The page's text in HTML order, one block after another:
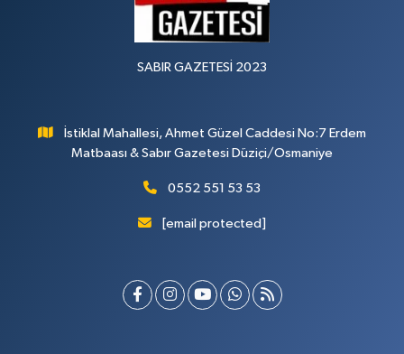
SABIR GAZETESİ 2023
İstiklal Mahallesi, Ahmet Güzel Caddesi No:7 Erdem
Matbaası & Sabır Gazetesi Düziçi/Osmaniye
0552 551 53 53
[email protected]